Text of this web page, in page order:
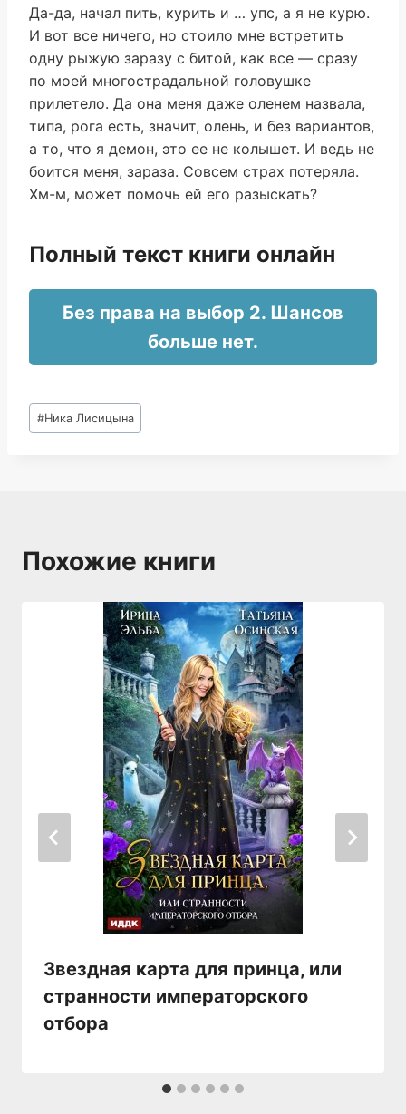
Да-да, начал пить, курить и … упс, а я не курю.
И вот все ничего, но стоило мне встретить
одну рыжую заразу с битой, как все — сразу
по моей многострадальной головушке
прилетело. Да она меня даже оленем назвала,
типа, рога есть, значит, олень, и без вариантов,
а то, что я демон, это ее не колышет. И ведь не
боится меня, зараза. Совсем страх потеряла.
Хм-м, может помочь ей его разыскать?
Полный текст книги онлайн
Без права на выбор 2. Шансов
больше нет.
Метки
записи:
#Ника Лисицына
Похожие книги
Звездная карта для принца, или
странности императорского
отбора